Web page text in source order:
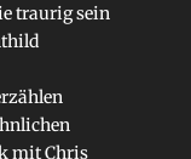
traurig sein
mit Chris